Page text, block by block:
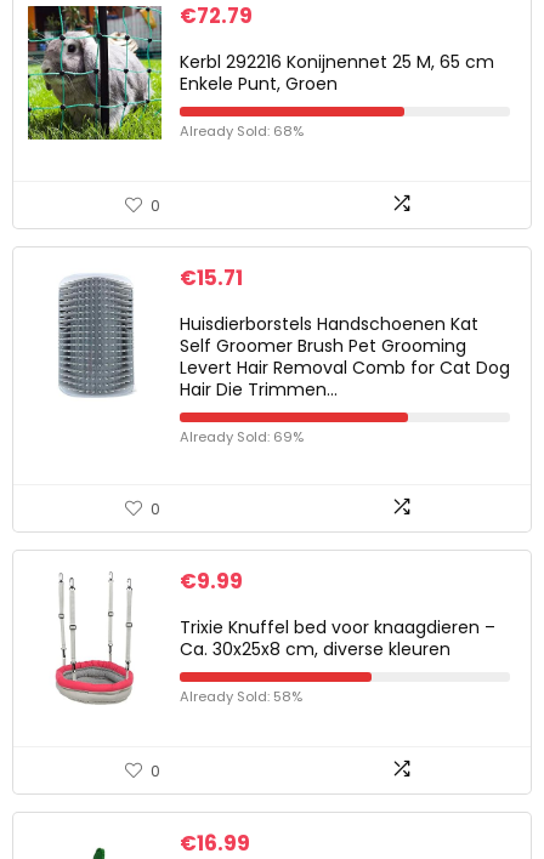
€72.79
Kerbl 292216 Konijnennet 25 M, 65 cm
Enkele Punt, Groen
Already Sold: 68%
0
€15.71
Huisdierborstels Handschoenen Kat
Self Groomer Brush Pet Grooming
Levert Hair Removal Comb for Cat Dog
Hair Die Trimmen…
Already Sold: 69%
0
€9.99
Trixie Knuffel bed voor knaagdieren –
Ca. 30x25x8 cm, diverse kleuren
Already Sold: 58%
0
€16.99